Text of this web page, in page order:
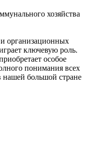
хозяйства
организационных
ключевую роль.
особое
понимания всех
нашей большой стране